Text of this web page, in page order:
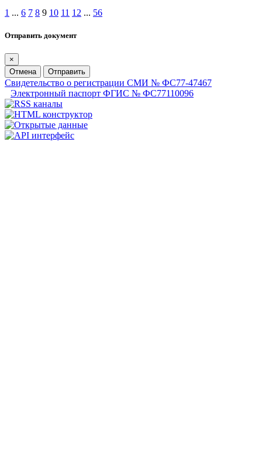
1 ... 6 7 8 9 10 11 12 ... 56
Отправить документ
×
Отмена
Отправить
Свидетельство о регистрации СМИ № ФС77-47467
Электронный паспорт ФГИС № ФС77110096